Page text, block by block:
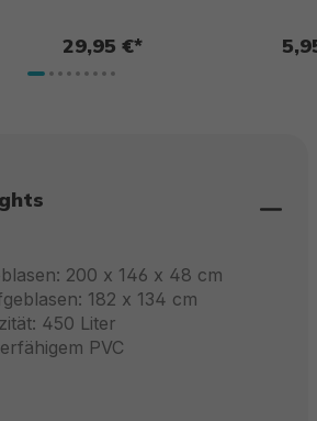
29,95 €*
200 x 146 x 48 cm
182 x 134 cm
450 Liter
PVC